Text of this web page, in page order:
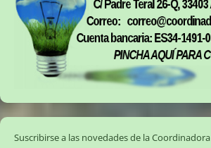
Suscribirse a las novedades de la Coordinadora